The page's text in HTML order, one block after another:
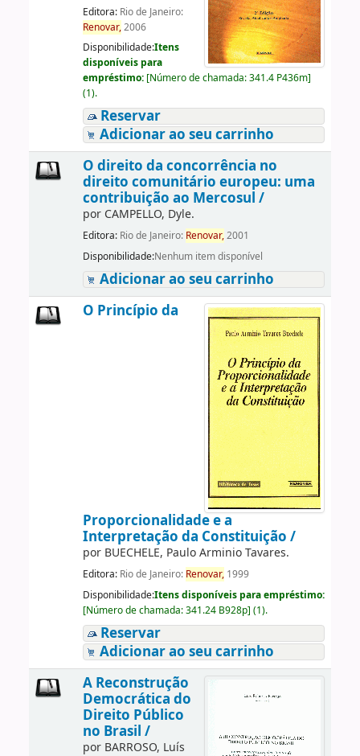
Editora: Rio de Janeiro:
Renovar,2006
Disponibilidade:Itens
disponíveis para
empréstimo: [Número de chamada:341.4 P436m]
(1).
Reservar
Adicionar ao seu carrinho
O direito da concorrência no
direito comunitário europeu: uma
contribuição ao Mercosul /
por CAMPELLO, Dyle.
Editora: Rio de Janeiro: Renovar,2001
Disponibilidade:Nenhum item disponível
Adicionar ao seu carrinho
O Princípio da
Proporcionalidade e a
Interpretação da Constituição /
por BUECHELE, Paulo Arminio Tavares.
Editora: Rio de Janeiro: Renovar,1999
Disponibilidade:Itens disponíveis para empréstimo:
[Número de chamada:341.24 B928p] (1).
Reservar
Adicionar ao seu carrinho
A Reconstrução
Democrática do
Direito Público
no Brasil /
por BARROSO, Luís